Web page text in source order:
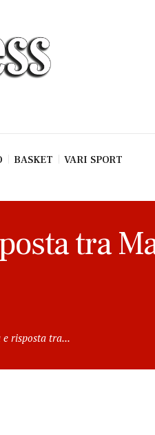
BASKET VARI SPORT
tra
risposta tra...